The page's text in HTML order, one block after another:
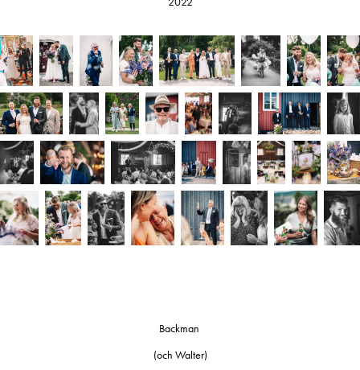
Backman
(och Walter)